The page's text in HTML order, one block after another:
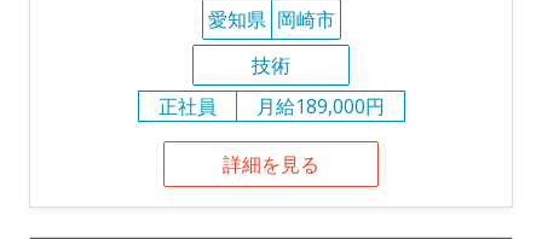
愛知県 岡崎市
技術
正社員
月給189,000円
詳細を見る